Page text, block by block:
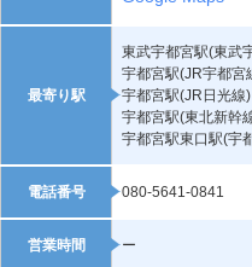
最寄り駅
東武宇都宮駅(東武
宇都宮駅(JR宇都宮
宇都宮駅(JR日光線
宇都宮駅(東北新幹
宇都宮駅東口駅(宇
電話番号 080-5641-0841
営業時間 ー